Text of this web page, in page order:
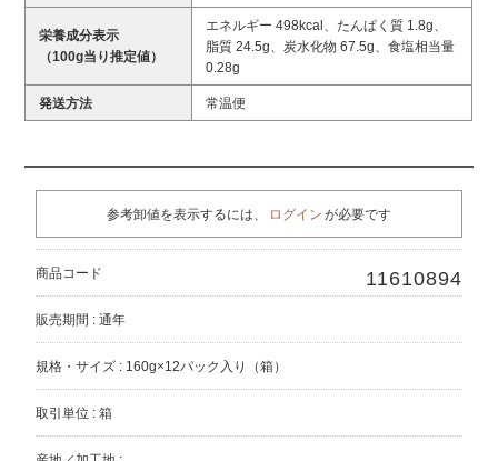
栄養成分表示
（100g当り推定値）
エネルギー 498kcal、たんぱく質 1.8g、
脂質 24.5g、炭水化物 67.5g、食塩相当量
0.28g
発送方法 常温便
参考卸値を表示するには、 ログイン が必要です
商品コード 11610894
販売期間 : 通年
規格・サイズ : 160g×12パック入り（箱）
取引単位 : 箱